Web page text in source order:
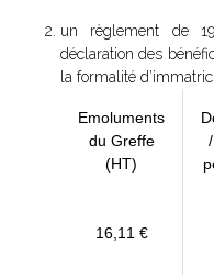
un règlement de
déclaration des
la formalité
Emoluments
du Greffe
(HT)
16,11 €